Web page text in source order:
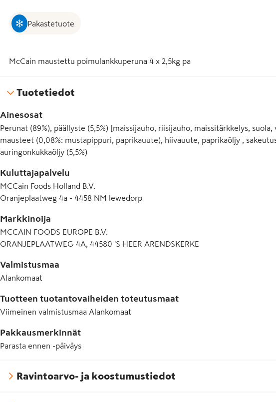
Pakastetuote
McCain maustettu poimulankkuperuna 4 x 2,5kg pa
Tuotetiedot
Ainesosat
Perunat (89%), päällyste (5,5%) [maissijauho, riisijauho, maissitärkkelys, suola,
mausteet (0,08%: mustapippuri, paprikauute), hiivauute, paprikaöljy ,
auringonkukkaöljy (5,5%)
Kuluttajapalvelu
MCCain Foods Holland B.V.
Oranjeplaatweg 4a - 4458 NM lewedorp
Markkinoija
MCCAIN FOODS EUROPE B.V.
ORANJEPLAATWEG 4A, 44580 'S HEER ARENDSKERKE
Valmistusmaa
Alankomaat
Tuotteen tuotantovaiheiden toteutusmaat
Viimeinen valmistusmaa Alankomaat
Pakkausmerkinnät
Parasta ennen -päiväys
Ravintoarvo- ja koostumustiedot